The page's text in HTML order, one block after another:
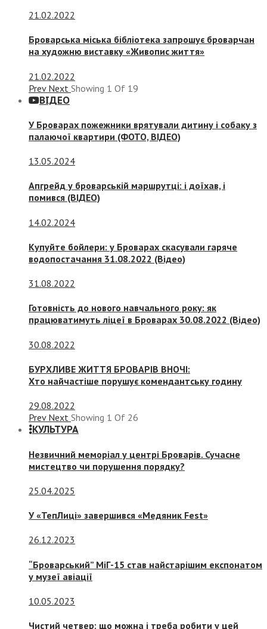
21.02.2022
Броварська міська бібліотека запрошує броварчан
на художню виставку «Живопис життя»
21.02.2022
Prev Next Showing 1 Of 19
ВІДЕО
У Броварах пожежники врятували дитину і собаку з
палаючої квартири (ФОТО, ВІДЕО)
13.05.2024
Апгрейд у броварській маршрутці: і доїхав, і
помився (ВІДЕО)
14.02.2024
Купуйте бойлери: у Броварах скасували гаряче
водопостачання 31.08.2022 (Відео)
31.08.2022
Готовність до нового навчального року: як
працюватимуть ліцеї в Броварах 30.08.2022 (Відео)
30.08.2022
БУРХЛИВЕ ЖИТТЯ БРОВАРІВ ВНОЧІ:
Хто найчастіше порушує комендантську годину
29.08.2022
Prev Next Showing 1 Of 26
КУЛЬТУРА
Незвичний меморіал у центрі Броварів. Сучасне
мистецтво чи порушення порядку?
25.04.2025
У «ТепЛиці» завершився «Медяник Fest»
26.12.2023
“Броварський” МіГ-15 став найстарішим експонатом
у музеї авіації
10.05.2023
Чистий четвер: що можна і треба робити у цей